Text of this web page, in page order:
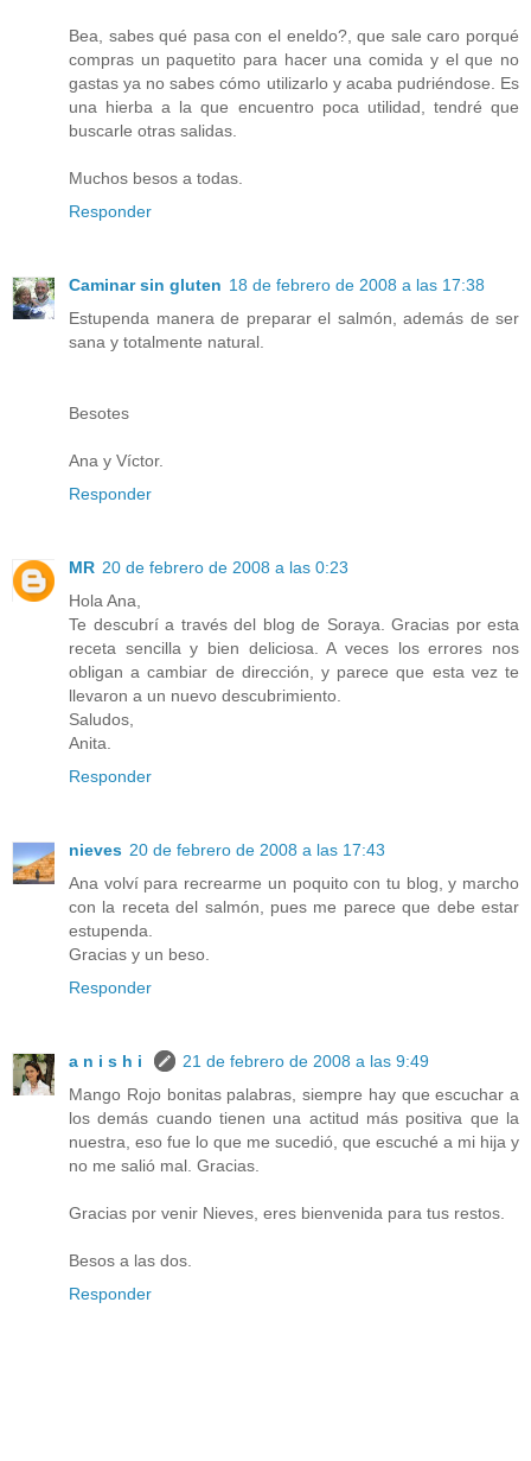
Bea, sabes qué pasa con el eneldo?, que sale caro porqué
compras un paquetito para hacer una comida y el que no
gastas ya no sabes cómo utilizarlo y acaba pudriéndose. Es
una hierba a la que encuentro poca utilidad, tendré que
buscarle otras salidas.
Muchos besos a todas.
Responder
Caminar sin gluten 18 de febrero de 2008 a las 17:38
Estupenda manera de preparar el salmón, además de ser
sana y totalmente natural.
Besotes
Ana y Víctor.
Responder
MR 20 de febrero de 2008 a las 0:23
Hola Ana,
Te descubrí a través del blog de Soraya. Gracias por esta
receta sencilla y bien deliciosa. A veces los errores nos
obligan a cambiar de dirección, y parece que esta vez te
llevaron a un nuevo descubrimiento.
Saludos,
Anita.
Responder
nieves 20 de febrero de 2008 a las 17:43
Ana volví para recrearme un poquito con tu blog, y marcho
con la receta del salmón, pues me parece que debe estar
estupenda.
Gracias y un beso.
Responder
a n i s h i
21 de febrero de 2008 a las 9:49
Mango Rojo bonitas palabras, siempre hay que escuchar a
los demás cuando tienen una actitud más positiva que la
nuestra, eso fue lo que me sucedió, que escuché a mi hija y
no me salió mal. Gracias.
Gracias por venir Nieves, eres bienvenida para tus restos.
Besos a las dos.
Responder